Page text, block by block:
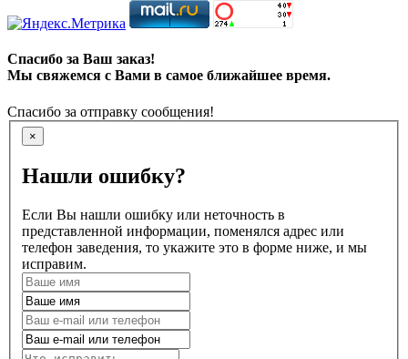
Спасибо за Ваш заказ!
Мы свяжемся с Вами в самое ближайшее время.
Спасибо за отправку сообщения!
×
Нашли ошибку?
Если Вы нашли ошибку или неточность в
представленной информации, поменялся адрес или
телефон заведения, то укажите это в форме ниже, и мы
исправим.